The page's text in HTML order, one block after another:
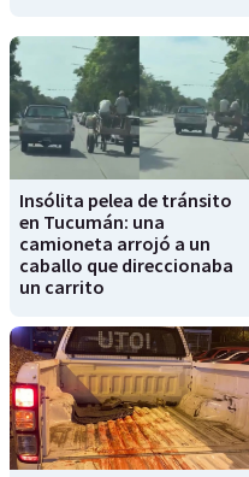
Insólita pelea de tránsito
en Tucumán: una
camioneta arrojó a un
caballo que direccionaba
un carrito